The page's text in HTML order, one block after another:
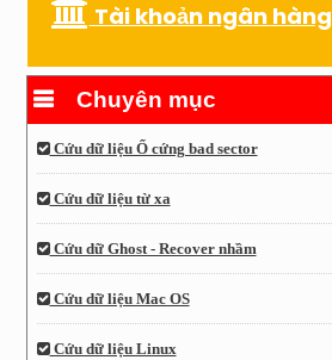
Tài khoản ngân hàng
Chuyên mục
Cứu dữ liệu Ổ cứng bad sector
Cứu dữ liệu từ xa
Cứu dữ Ghost - Recover nhầm
Cứu dữ liệu Mac OS
Cứu dữ liệu Linux